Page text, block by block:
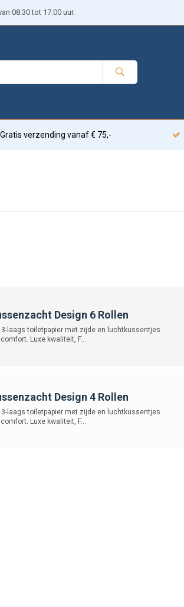
08:30 tot 17:00 uur.
Gratis verzending vanaf € 75,-
Design 6 Rollen
3-laags toiletpapier met zijde en luchtkussentjes
Luxe kwaliteit, F...
Design 4 Rollen
3-laags toiletpapier met zijde en luchtkussentjes
Luxe kwaliteit, F...